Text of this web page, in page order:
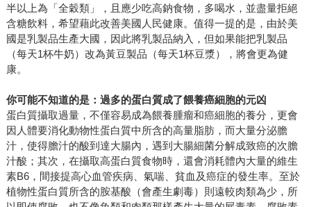
半以上為「全穀類」，且應少吃高鈉食物，多喝水，並盡量拒絕
含糖飲料，希望藉此改善美國人民健康。值得一提的是，由於美
國是乳製品生產大國，因此將乳製品納入，但如果能把乳製品
（每天1杯牛奶）改為黃豆製品（每天1杯豆漿），將會更為健
康。
你可能不知道的是：過多的蛋白質成了餵養癌細胞的元凶
蛋白質攝取過量，不僅容易成為餵養腫瘤和癌細胞的養分，更會
因人體要消化動物性蛋白質中所含的高量脂肪，而大量分泌膽
汁，使得膽汁的酸到達大腸內，遇到大腸細菌分解成致癌的次膽
汁酸；其次，在攝取高蛋白質食物時，還會消耗體內大量的維生
素B6，間接提高心血管疾病、氣喘、貧血及癌症的發生率。至於
植物性蛋白質所含的胺基酸（會產生劇毒）則遠較肉類為少，所